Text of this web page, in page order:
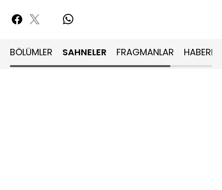
BÖLÜMLER SAHNELER FRAGMANLAR